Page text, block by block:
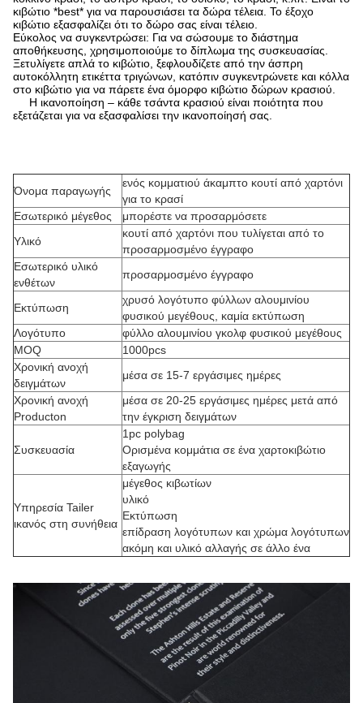
κιβώτιο *best* για να παρουσιάσει τα δώρα τέλεια. Το έξοχο
κιβώτιο εξασφαλίζει ότι το δώρο σας είναι τέλειο.
Εύκολος να συγκεντρώσει: Για να σώσουμε το διάστημα
αποθήκευσης, χρησιμοποιούμε το δίπλωμα της συσκευασίας.
Ξετυλίγετε απλά το κιβώτιο, ξεφλουδίζετε από την άσπρη
αυτοκόλλητη ετικέττα τριγώνων, κατόπιν συγκεντρώνετε και κόλλα
στο κιβώτιο για να πάρετε ένα όμορφο κιβώτιο δώρων κρασιού.
Η ικανοποίηση – κάθε τσάντα κρασιού είναι ποιότητα που
εξετάζεται για να εξασφαλίσει την ικανοποίησή σας.
Όνομα παραγωγής
ενός κομματιού άκαμπτο κουτί από χαρτόνι
για το κρασί
Εσωτερικό μέγεθος
μπορέστε να προσαρμόσετε
Υλικό
κουτί από χαρτόνι που τυλίγεται από το
προσαρμοσμένο έγγραφο
Εσωτερικό υλικό
ενθέτων
προσαρμοσμένο έγγραφο
Εκτύπωση
χρυσό λογότυπο φύλλων αλουμινίου
φυσικού μεγέθους, καμία εκτύπωση
Λογότυπο
φύλλο αλουμινίου γκολφ φυσικού μεγέθους
MOQ
1000pcs
Χρονική ανοχή
δειγμάτων
μέσα σε 15-7 εργάσιμες ημέρες
Χρονική ανοχή
Producton
μέσα σε 20-25 εργάσιμες ημέρες μετά από
την έγκριση δειγμάτων
Συσκευασία
1pc polybag
Ορισμένα κομμάτια σε ένα χαρτοκιβώτιο
εξαγωγής
Υπηρεσία Tailer
ικανός στη συνήθεια
μέγεθος κιβωτίων
υλικό
Εκτύπωση
επίδραση λογότυπων και χρώμα λογότυπων
ακόμη και υλικό αλλαγής σε άλλο ένα